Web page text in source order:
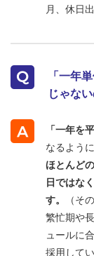
月、休日
「一年
じゃな
「一年を
なるように
ほとんど
日ではな
す。
（そ
繁忙期や
ュールに
採用してい